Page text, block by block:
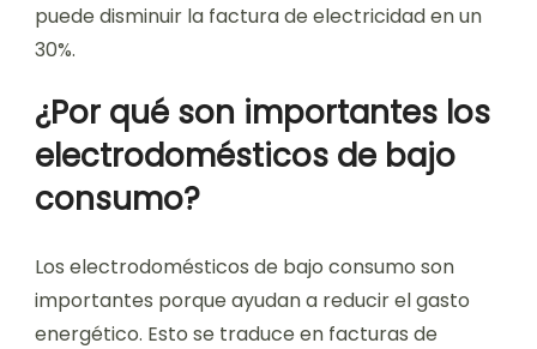
puede disminuir la factura de electricidad en un
30%.
¿Por qué son importantes los
electrodomésticos de bajo
consumo?
Los electrodomésticos de bajo consumo son
importantes porque ayudan a reducir el gasto
energético. Esto se traduce en facturas de